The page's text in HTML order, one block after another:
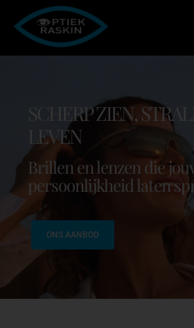
SCHERP ZIEN,
LEVEN
Brillen en lenzen die
persoonlijkheid laten
ONS AANBOD